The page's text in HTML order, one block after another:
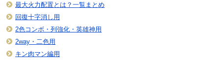
最大火力配置とは？一覧まとめ
回復十字消し用
2色コンボ・列強化・英雄神用
2way・二色用
キン肉マン編用